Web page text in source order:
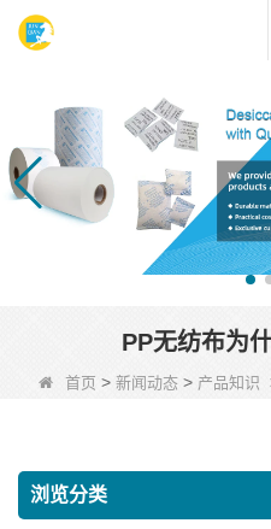
PP无纺布为
首页 > 新闻动态> 产品知识
浏览分类